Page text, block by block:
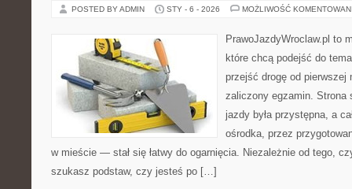
POSTED BY ADMIN STY - 6 - 2026 MOŻLIWOŚĆ
PrawoJazdyWroclaw.pl to
które chcą podejść do
przejść drogę od pierwszej
zaliczony egzamin. Strona
jazdy była przystępna, a
ośrodka, przez
w mieście — stał się łatwy do ogarnięcia. Niezależnie od tego,
szukasz podstaw, czy jesteś po […]